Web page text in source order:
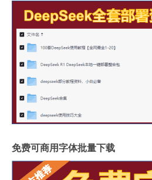
免费可商用字体批量下载